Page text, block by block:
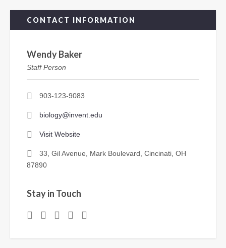
CONTACT INFORMATION
Wendy Baker
Staff Person
903-123-9083
biology@invent.edu
Visit Website
33, Gil Avenue, Mark Boulevard, Cincinati, OH
87890
Stay in Touch